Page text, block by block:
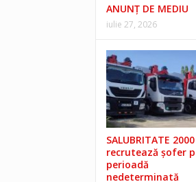
ANUNŢ DE MEDIU
iulie 27, 2026
SALUBRITATE
recrutează șofer
perioadă
nedeterminată